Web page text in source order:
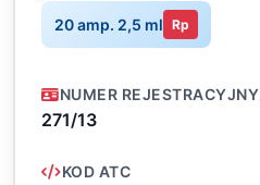
20 amp. 2,5 ml Rp
NUMER REJESTRACYJNY
271/13
KOD ATC